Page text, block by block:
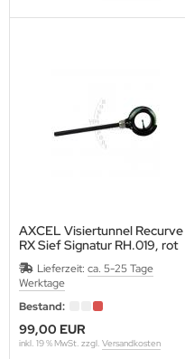
AXCEL Visiertunnel Recurve
RX Sief Signatur RH.019, rot
Lieferzeit: ca. 5-25 Tage
Werktage
Bestand:
99,00 EUR
inkl. 19 % MwSt. zzgl. Versandkosten
RIDGE